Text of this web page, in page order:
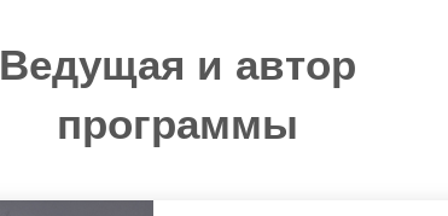
Ведущая и автор
программы